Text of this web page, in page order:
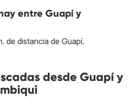
entre Guapí y
de distancia de Guapí.
desde Guapí y